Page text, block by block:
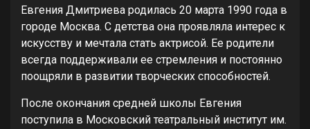
Евгения Дмитриева родилась 20 марта 1990 года в
городе Москва. С детства она проявляла интерес к
искусству и мечтала стать актрисой. Ее родители
всегда поддерживали ее стремления и постоянно
поощряли в развитии творческих способностей.
После окончания средней школы Евгения
поступила в Московский театральный институт им.